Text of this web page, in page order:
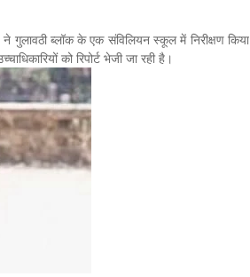
गुलावठी ब्लॉक के एक संविलियन स्कूल में निरीक्षण किया
को रिपोर्ट भेजी जा रही है।